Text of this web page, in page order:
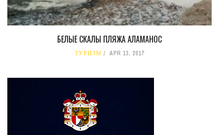
БЕЛЫЕ СКАЛЫ ПЛЯЖА АЛАМАНОС
ТУРИЗМ APR 13, 2017